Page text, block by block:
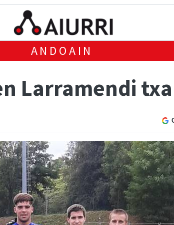
ANDOAIN
Larramendi